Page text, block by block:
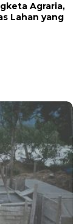
Agraria,
Lahan yang